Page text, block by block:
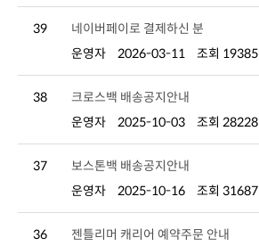
39
네이버페이로 결제하신 분
운영자
2026-03-11 조회 19385
38
크로스백 배송공지안내
운영자
2025-10-03 조회 28228
37
보스톤백 배송공지안내
운영자
2025-10-16 조회 31687
36
젠틀리머 캐리어 예약주문 안내